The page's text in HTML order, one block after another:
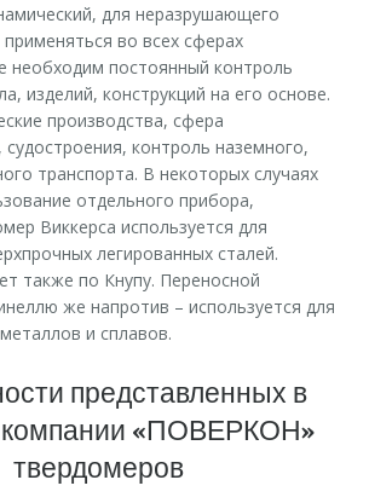
для неразрушающего
во всех сферах
необходим постоянный контроль
изделий, конструкций на его основе.
производства, сфера
контроль наземного,
транспорта. В некоторых случаях
отдельного прибора,
Виккерса используется для
легированных сталей.
также по Кнупу. Переносной
же напротив – используется для
и сплавов.
представленных в
компании «ПОВЕРКОН»
твердомеров